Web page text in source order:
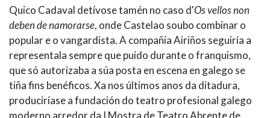
Quico Cadaval detívose tamén no caso d'Os vellos non
deben de namorarse, onde Castelao soubo combinar o
popular e o vangardista. A compañía Airiños seguiría a
representala sempre que puido durante o franquismo,
que só autorizaba a súa posta en escena en galego se
tiña fins benéficos. Xa nos últimos anos da ditadura,
produciríase a fundación do teatro profesional galego